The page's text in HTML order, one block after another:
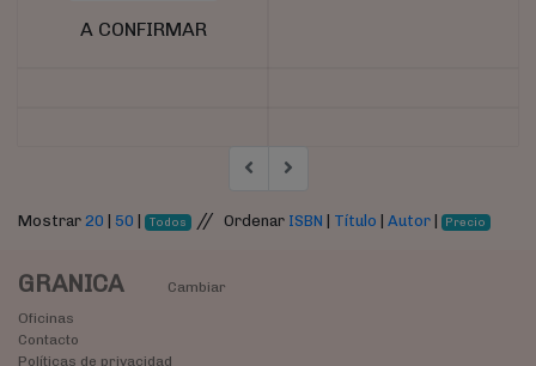
A CONFIRMAR
Mostrar 20 50 Todos // Ordenar ISBN Título Autor| Precio
GRANICA
Cambiar
Oficinas
Contacto
Políticas de privacidad